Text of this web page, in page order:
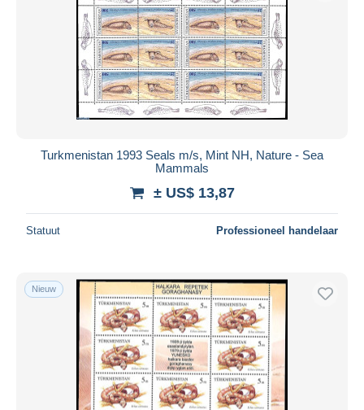
Turkmenistan 1993 Seals m/s, Mint NH, Nature - Sea
Mammals
± US$ 13,87
Statuut Professioneel handelaar
Nieuw